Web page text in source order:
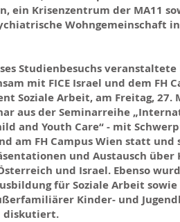
ein Krisenzentrum der MA11
Wohngemeinschaft
Studienbesuchs veranstaltete
mit FICE Israel und dem FH
Soziale Arbeit, am Freitag, 27.
aus der Seminarreihe
and Youth Care“ - mit
am FH Campus Wien statt
und Austausch über
und Israel. Ebenso
für Soziale Arbeit
Kinder- und
diskutiert.